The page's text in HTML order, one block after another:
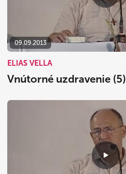
09.09.2013
ELIAS VELLA
Vnútorné uzdravenie (5)